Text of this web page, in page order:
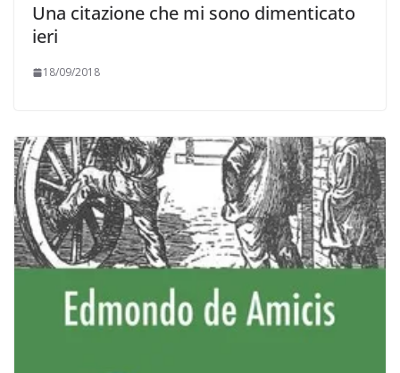
Una citazione che mi sono dimenticato
ieri
18/09/2018